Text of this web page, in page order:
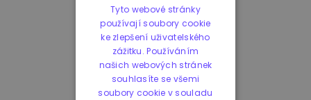
Tyto webové stránky
používají soubory cookie
ke zlepšení uživatelského
zážitku. Používáním
našich webových stránek
souhlasíte se všemi
soubory cookie v souladu